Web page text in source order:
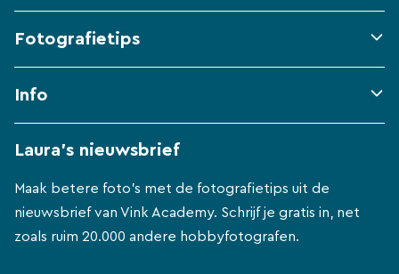
Fotografietips
Info
Laura's nieuwsbrief
Maak betere foto's met de fotografietips uit de
nieuwsbrief van Vink Academy. Schrijf je gratis in, net
zoals ruim 20.000 andere hobbyfotografen.